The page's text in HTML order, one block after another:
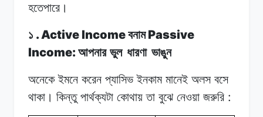
হতেপারে।
১ . Active IncomeবনামPassive
Income: আপনার ভুল ধারণা ভাঙুন
অনেকে ইমনে করেন প্যাসিভ ইনকাম মানেই অলস বসে
থাকা। কিন্তু পার্থক্যটা কোথায় তা বুঝে নেওয়া জরুরি :